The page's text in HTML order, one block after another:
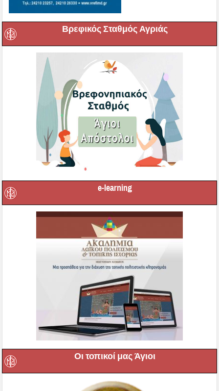
Βρεφικός Σταθμός Αγριάς
e-learning
Οι τοπικοί μας Άγιοι